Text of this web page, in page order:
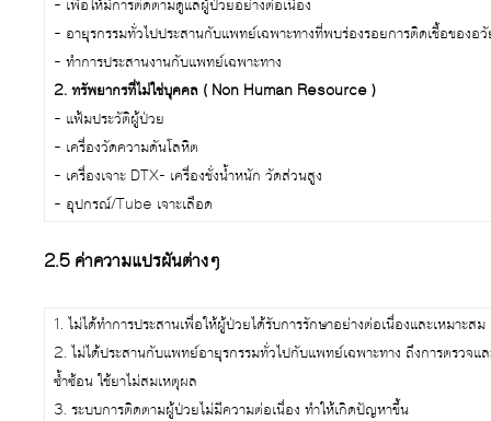
– เพื่อให้มีการติดตามดูแลผู้ป่วยอย่างต่อเนื่อง
– อายุรกรรมทั่วไปประสานกับแพทย์เฉพาะทางที่พบร่องรอยการติดเชื้อของอ
– ทำการประสานงานกับแพทย์เฉพาะทาง
2. ทรัพยากรที่ไม่ใช่บุคคล ( Non Human Resource )
– แฟ้มประวัติผู้ป่วย
– เครื่องวัดความดันโลหิต
– เครื่องเจาะ DTX- เครื่องชั่งน้ำหนัก วัดส่วนสูง
– อุปกรณ์/Tube เจาะเลือด
2.5 ค่าความแปรผันต่างๆ
1. ไม่ได้ทำการประสานเพื่อให้ผู้ป่วยได้รับการรักษาอย่างต่อเนื่องและเหมาะสม
2. ไม่ได้ประสานกับแพทย์อายุรกรรมทั่วไปกับแพทย์เฉพาะทาง ถึงการตรวจ
ซ้ำซ้อน ใช้ยาไม่สมเหตุผล
3. ระบบการติดตามผู้ป่วยไม่มีความต่อเนื่อง ทำให้เกิดปัญหาขึ้น